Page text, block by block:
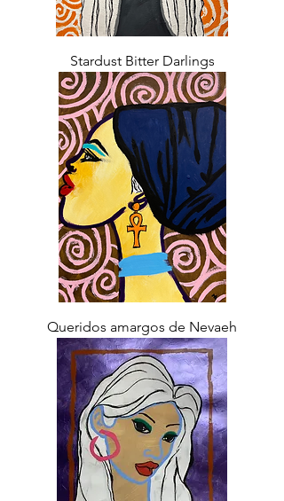
Stardust Bitter Darlings
Queridos amargos de Nevaeh